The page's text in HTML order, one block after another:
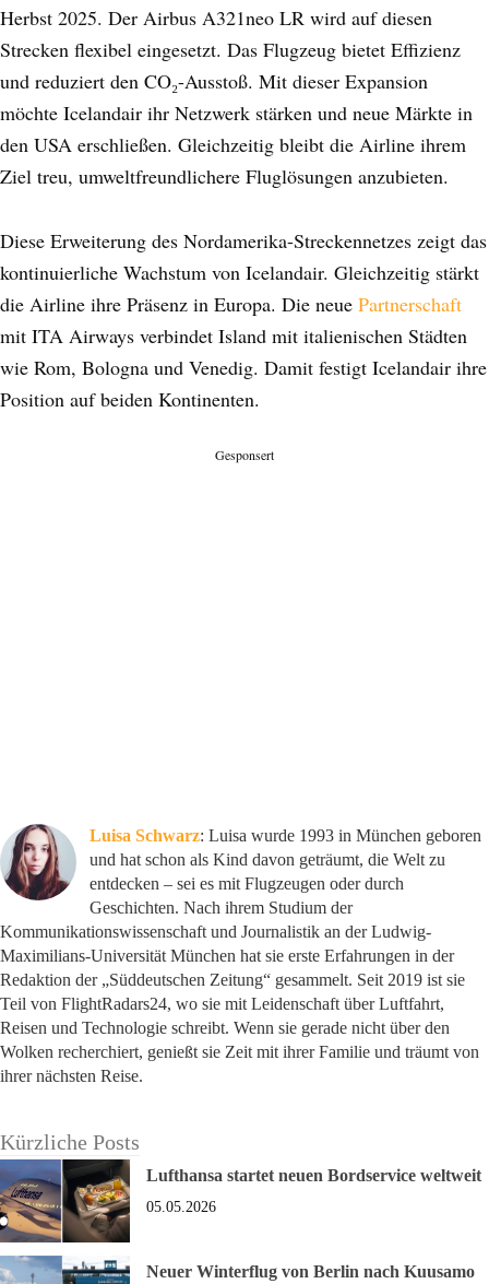
Herbst 2025. Der Airbus A321neo LR wird auf diesen
Strecken flexibel eingesetzt. Das Flugzeug bietet Effizienz
und reduziert den CO₂-Ausstoß. Mit dieser Expansion
möchte Icelandair ihr Netzwerk stärken und neue Märkte in
den USA erschließen. Gleichzeitig bleibt die Airline ihrem
Ziel treu, umweltfreundlichere Fluglösungen anzubieten.
Diese Erweiterung des Nordamerika-Streckennetzes zeigt das
kontinuierliche Wachstum von Icelandair. Gleichzeitig stärkt
die Airline ihre Präsenz in Europa. Die neue Partnerschaft
mit ITA Airways verbindet Island mit italienischen Städten
wie Rom, Bologna und Venedig. Damit festigt Icelandair ihre
Position auf beiden Kontinenten.
Gesponsert
Luisa Schwarz: Luisa wurde 1993 in München geboren
und hat schon als Kind davon geträumt, die Welt zu
entdecken – sei es mit Flugzeugen oder durch
Geschichten. Nach ihrem Studium der
Kommunikationswissenschaft und Journalistik an der Ludwig-
Maximilians-Universität München hat sie erste Erfahrungen in der
Redaktion der „Süddeutschen Zeitung“ gesammelt. Seit 2019 ist sie
Teil von FlightRadars24, wo sie mit Leidenschaft über Luftfahrt,
Reisen und Technologie schreibt. Wenn sie gerade nicht über den
Wolken recherchiert, genießt sie Zeit mit ihrer Familie und träumt von
ihrer nächsten Reise.
Kürzliche Posts
Lufthansa startet neuen Bordservice weltweit
05.05.2026
Neuer Winterflug von Berlin nach Kuusamo